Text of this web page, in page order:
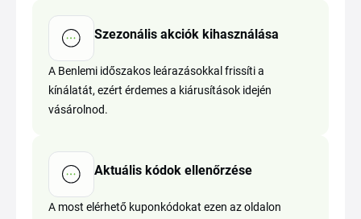
Szezonális akciók kihasználása
A Benlemi időszakos leárazásokkal frissíti a
kínálatát, ezért érdemes a kiárusítások idején
vásárolnod.
Aktuális kódok ellenőrzése
A most elérhető kuponkódokat ezen az oldalon